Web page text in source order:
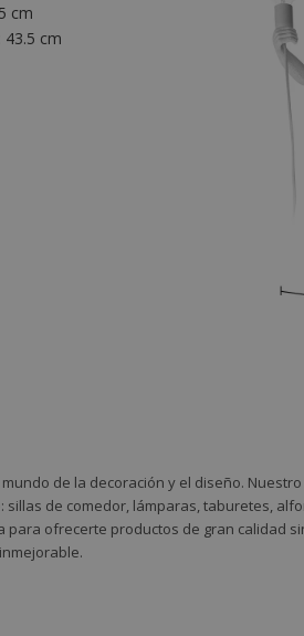
cm
43.5 cm
de la decoración y el diseño.
de comedor, lámparas, taburetes,
ofrecerte productos de gran calidad